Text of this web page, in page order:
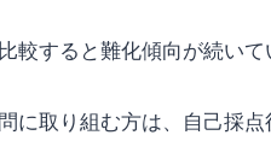
較すると難化傾向が続いて
に取り組む方は、自己採